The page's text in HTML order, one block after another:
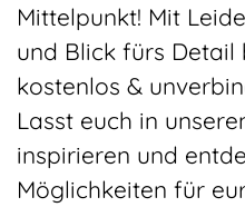
Mittelpunkt! Mit
und Blick fürs Detail
kostenlos &
Lasst euch in
inspirieren und
Möglichkeiten für